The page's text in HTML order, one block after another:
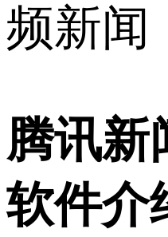
频新闻
腾讯新
软件介